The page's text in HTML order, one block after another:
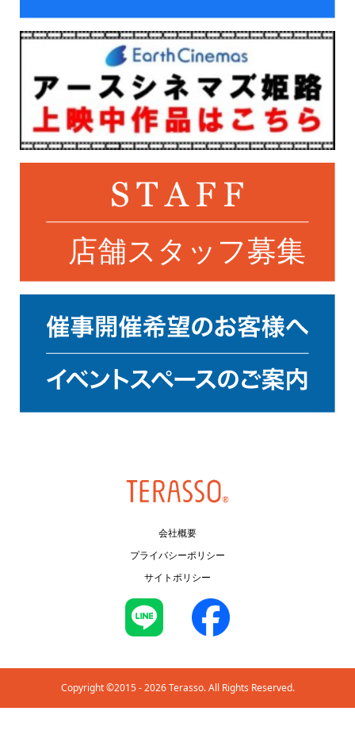
会社概要
プライバシーポリシー
サイトポリシー
Copyright ©2015 - 2026 Terasso. All Rights Reserved.